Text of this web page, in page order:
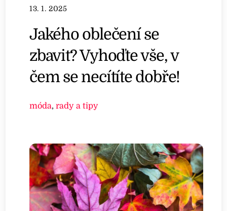
13. 1. 2025
Jakého oblečení se
zbavit? Vyhoďte vše, v
čem se necítíte dobře!
móda,rady a tipy